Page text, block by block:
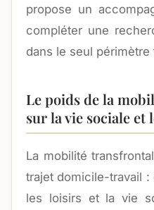
propose un
compléter une
dans le seul périmètre
Le poids de la
sur la vie sociale et
La mobilité
trajet domicile-travail
les loisirs et la vie